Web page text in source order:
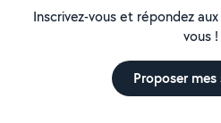
Inscrivez-vous et répondez
vous !
Proposer mes